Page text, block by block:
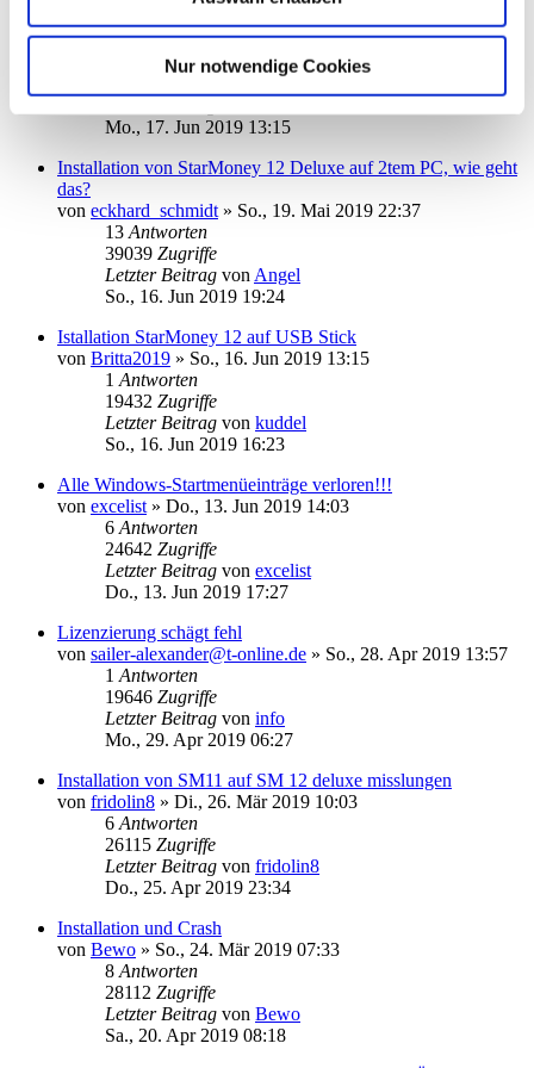
Nur notwendige Cookies
Daten (Flat)
vontokos»Sa., 15. Jun 2019 10:37
Antworten
Mo., 17. Jun 2019 13:15
Installation von StarMoney 12 Deluxe auf 2tem PC, wie geht
das?
von eckhard_schmidt » So., 19. Mai 2019 22:37
13 Antworten
39039 Zugriffe
Letzter Beitrag von Angel
So., 16. Jun 2019 19:24
Istallation StarMoney 12 auf USB Stick
von Britta2019 » So., 16. Jun 2019 13:15
1 Antworten
19432 Zugriffe
Letzter Beitrag von kuddel
So., 16. Jun 2019 16:23
Alle Windows-Startmenüeinträge verloren!!!
von excelist » Do., 13. Jun 2019 14:03
6 Antworten
24642 Zugriffe
Letzter Beitrag von excelist
Do., 13. Jun 2019 17:27
Lizenzierung schägt fehl
von sailer-alexander@t-online.de » So., 28. Apr 2019 13:57
1 Antworten
19646 Zugriffe
Letzter Beitrag von info
Mo., 29. Apr 2019 06:27
Installation von SM11 auf SM 12 deluxe misslungen
von fridolin8 » Di., 26. Mär 2019 10:03
6 Antworten
26115 Zugriffe
Letzter Beitrag von fridolin8
Do., 25. Apr 2019 23:34
Installation und Crash
von Bewo » So., 24. Mär 2019 07:33
8 Antworten
28112 Zugriffe
Letzter Beitrag von Bewo
Sa., 20. Apr 2019 08:18